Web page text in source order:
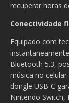
recuperar horas
Conectividade
Equipado com
Bluetooth 5.3,
música no
dongle USB-C
Nintendo Switch,